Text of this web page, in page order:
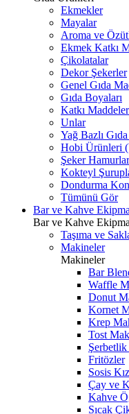
Ekmekler
Mayalar
Aroma ve
Ekmek Katkı
Çikolatalar
Dekor Şekerler
Genel Gıda
Gıda Boyaları
Katkı
Unlar
Yağ Bazlı
Hobi Ürünleri
Şeker
Kokteyl
Dondurma
Tümünü Gör
Bar ve Kahve
Bar ve Kahve
Taşıma ve
Makineler
Makineler
Bar
Waffle
Donut
Kornet
Krep
Tost
Fritözler
Sosis
Çay ve
Kahve
Sıcak